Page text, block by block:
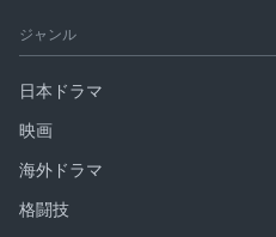
ジャンル
日本ドラマ
映画
海外ドラマ
格闘技